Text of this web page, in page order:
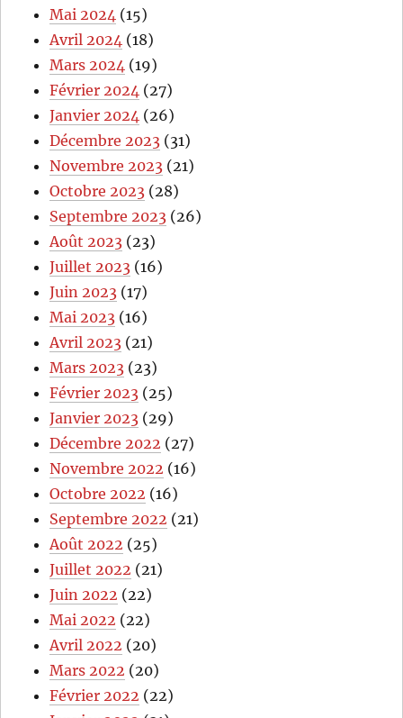
Mai 2024 (15)
Avril 2024 (18)
Mars 2024 (19)
Février 2024 (27)
Janvier 2024 (26)
Décembre 2023 (31)
Novembre 2023 (21)
Octobre 2023 (28)
Septembre 2023 (26)
Août 2023 (23)
Juillet 2023 (16)
Juin 2023 (17)
Mai 2023 (16)
Avril 2023 (21)
Mars 2023 (23)
Février 2023 (25)
Janvier 2023 (29)
Décembre 2022 (27)
Novembre 2022 (16)
Octobre 2022 (16)
Septembre 2022 (21)
Août 2022 (25)
Juillet 2022 (21)
Juin 2022 (22)
Mai 2022 (22)
Avril 2022 (20)
Mars 2022 (20)
Février 2022 (22)